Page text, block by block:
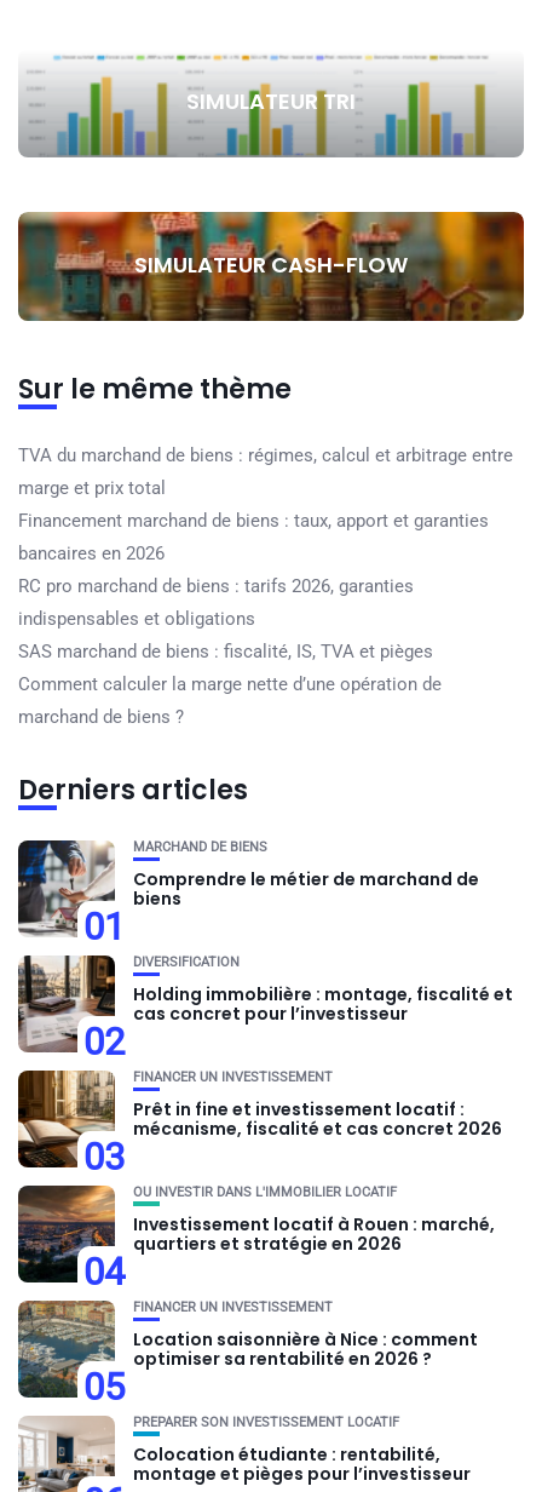
SIMULATEUR TRI
SIMULATEUR CASH-FLOW
Sur le même thème
TVA du marchand de biens : régimes, calcul et arbitrage entre
marge et prix total
Financement marchand de biens : taux, apport et garanties
bancaires en 2026
RC pro marchand de biens : tarifs 2026, garanties
indispensables et obligations
SAS marchand de biens : fiscalité, IS, TVA et pièges
Comment calculer la marge nette d’une opération de
marchand de biens ?
Derniers articles
01
MARCHAND DE BIENS
Comprendre le métier de marchand de
biens
02
DIVERSIFICATION
Holding immobilière : montage, fiscalité et
cas concret pour l’investisseur
03
FINANCER UN INVESTISSEMENT
Prêt in fine et investissement locatif :
mécanisme, fiscalité et cas concret 2026
04
OU INVESTIR DANS L'IMMOBILIER LOCATIF
Investissement locatif à Rouen : marché,
quartiers et stratégie en 2026
05
FINANCER UN INVESTISSEMENT
Location saisonnière à Nice : comment
optimiser sa rentabilité en 2026 ?
PRÉPARER SON INVESTISSEMENT LOCATIF
Colocation étudiante : rentabilité,
montage et pièges pour l’investisseur